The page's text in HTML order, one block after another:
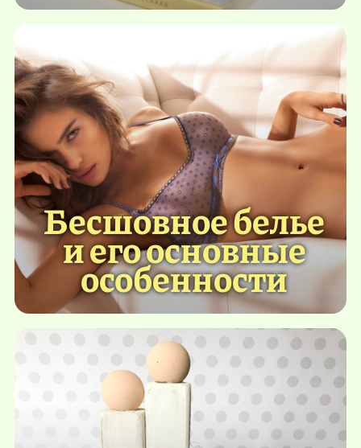
Бесшовное белье
и его основные
особенности